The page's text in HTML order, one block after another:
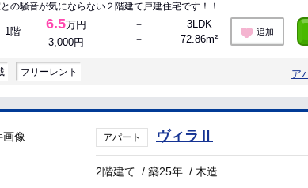
の騒音が気にならない２階建て戸建住宅です！！
1階 6.5万円
3,000円
－
－
3LDK
72.86m²
追加
フリーレント ア
アパート ヴィラⅡ
2階建て /築25年 / 木造